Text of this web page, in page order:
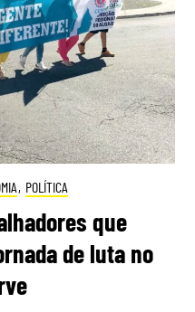
, POLÍTICA
que
de luta no